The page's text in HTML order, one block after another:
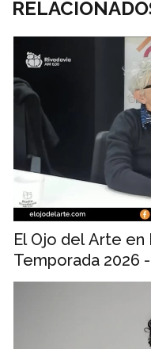
El Ojo del Arte en
Temporada 2026